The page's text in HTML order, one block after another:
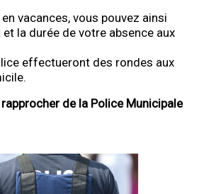
vacances, vous pouvez ainsi
la durée de votre absence aux
effectueront des rondes aux
de la Police Municipale